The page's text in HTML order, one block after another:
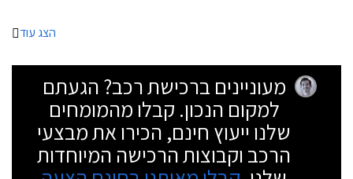
הצג עוד
מעוניינים ברכישת רכב? הגעתם
למקום הנכון. קבלו מהמומחים
שלנו ייעוץ חינם, הכירו את מבצעי
הרכב וקבוצות הרכישה המיוחדות